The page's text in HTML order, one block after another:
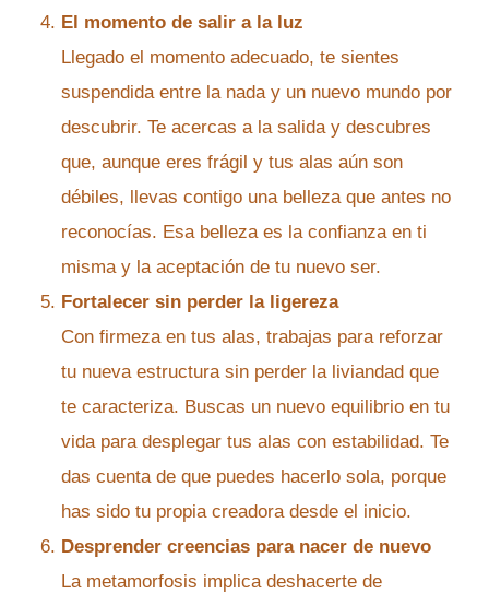
El momento de salir a la luz
Llegado el momento adecuado, te sientes
suspendida entre la nada y un nuevo mundo por
descubrir. Te acercas a la salida y descubres
que, aunque eres frágil y tus alas aún son
débiles, llevas contigo una belleza que antes no
reconocías. Esa belleza es la confianza en ti
misma y la aceptación de tu nuevo ser.
Fortalecer sin perder la ligereza
Con firmeza en tus alas, trabajas para reforzar
tu nueva estructura sin perder la liviandad que
te caracteriza. Buscas un nuevo equilibrio en tu
vida para desplegar tus alas con estabilidad. Te
das cuenta de que puedes hacerlo sola, porque
has sido tu propia creadora desde el inicio.
Desprender creencias para nacer de nuevo
La metamorfosis implica deshacerte de